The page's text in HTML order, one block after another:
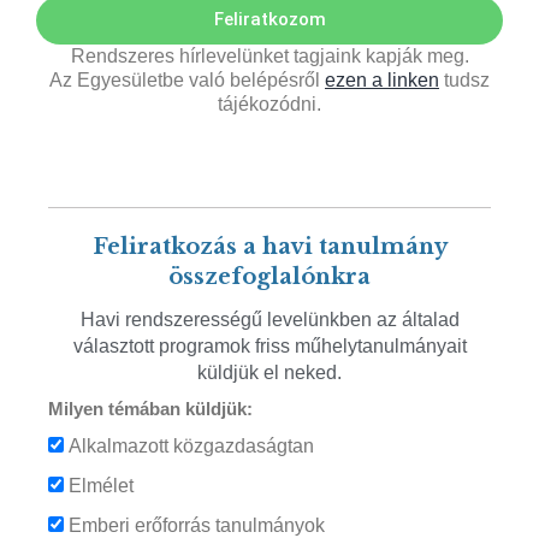
Feliratkozom
Rendszeres hírlevelünket tagjaink kapják meg.
Az Egyesületbe való belépésről ezen a linken tudsz
tájékozódni.
Feliratkozás a havi tanulmány
összefoglalónkra
Havi rendszerességű levelünkben az általad
választott programok friss műhelytanulmányait
küldjük el neked.
Milyen témában küldjük:
Alkalmazott közgazdaságtan
Elmélet
Emberi erőforrás tanulmányok